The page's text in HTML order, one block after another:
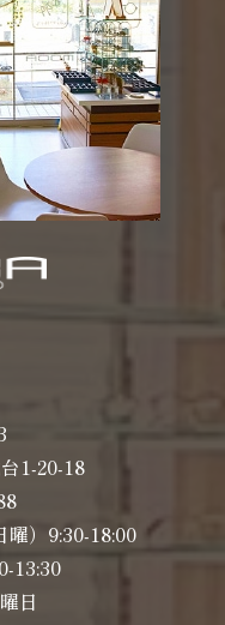
1-20-18
曜）9:30-18:00
13:30
日